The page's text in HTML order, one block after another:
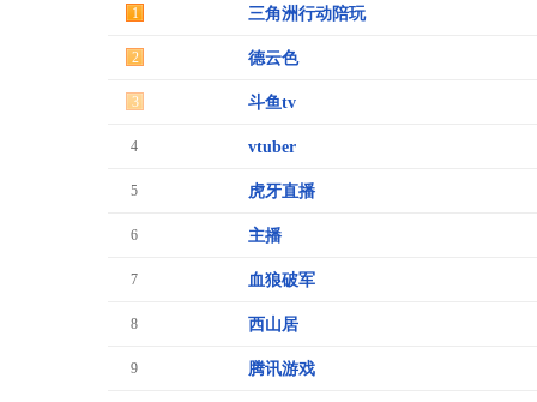
1 三角洲行动陪玩
2 德云色
3 斗鱼tv
4 vtuber
5 虎牙直播
6 主播
7 血狼破军
8 西山居
9 腾讯游戏